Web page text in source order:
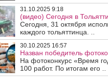
31.10.2025 9:18
(видео) Сегодня в
Сегодня, 31 октября
каждого тольяттинца. ..
30.10.2025 16:57
Назван победитель
На фотоконкурс «Время
100 работ. По итогам его ..